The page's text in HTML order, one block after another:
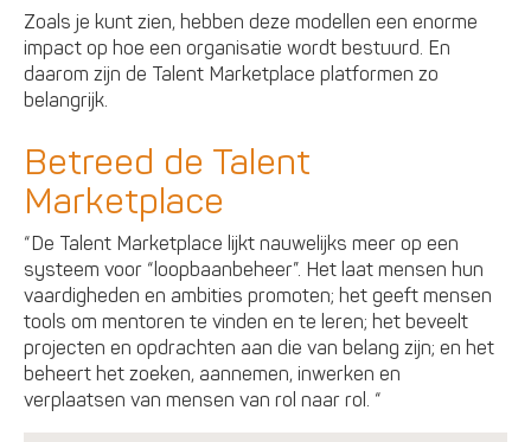
Zoals je kunt zien, hebben deze modellen een enorme
impact op hoe een organisatie wordt bestuurd. En
daarom zijn de Talent Marketplace platformen zo
belangrijk.
Betreed de Talent
Marketplace
“De Talent Marketplace lijkt nauwelijks meer op een
systeem voor “loopbaanbeheer”. Het laat mensen hun
vaardigheden en ambities promoten; het geeft mensen
tools om mentoren te vinden en te leren; het beveelt
projecten en opdrachten aan die van belang zijn; en het
beheert het zoeken, aannemen, inwerken en
verplaatsen van mensen van rol naar rol. “